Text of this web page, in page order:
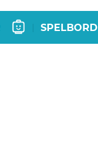
SPELBORD